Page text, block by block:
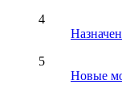
4
5
Новые